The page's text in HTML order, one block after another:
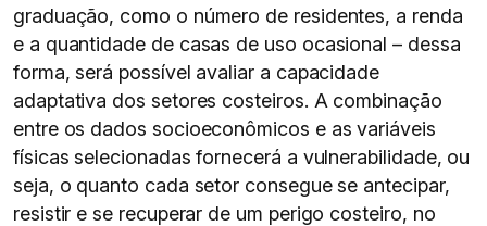
graduação, como o número de residentes, a renda
e a quantidade de casas de uso ocasional – dessa
forma, será possível avaliar a capacidade
adaptativa dos setores costeiros. A combinação
entre os dados socioeconômicos e as variáveis
físicas selecionadas fornecerá a vulnerabilidade, ou
seja, o quanto cada setor consegue se antecipar,
resistir e se recuperar de um perigo costeiro, no